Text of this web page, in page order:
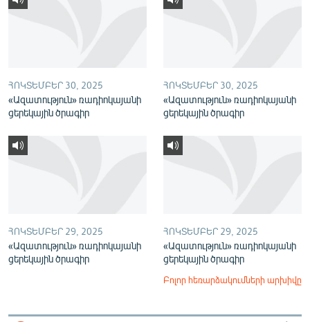
ՀՈԿՏԵՄԲԵՐ 30, 2025
«Ազատություն» ռադիոկայանի
ցերեկային ծրագիր
ՀՈԿՏԵՄԲԵՐ 30, 2025
«Ազատություն» ռադիոկայանի
ցերեկային ծրագիր
ՀՈԿՏԵՄԲԵՐ 29, 2025
«Ազատություն» ռադիոկայանի
ցերեկային ծրագիր
ՀՈԿՏԵՄԲԵՐ 29, 2025
«Ազատություն» ռադիոկայանի
ցերեկային ծրագիր
Բոլոր հեռարձակումների արխիվը